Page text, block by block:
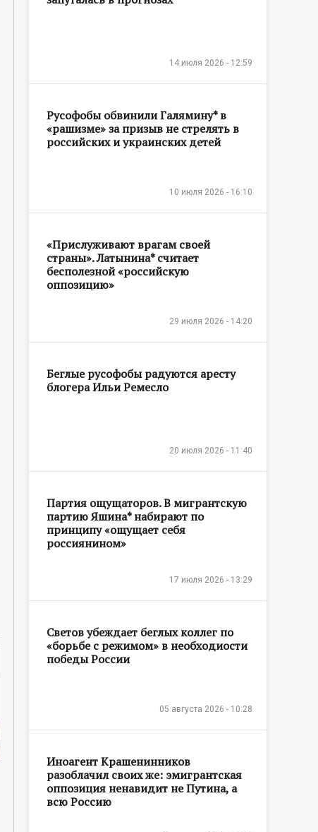
14 июля 2026 - 12:59
Русофобы обвинили Галямину* в
«рашизме» за призыв не стрелять в
российских и украинских детей
10 июля 2026 - 16:10
«Прислуживают врагам своей
страны». Латынина* считает
бесполезной «российскую
оппозицию»
29 июля 2026 - 14:20
Беглые русофобы радуются аресту
блогера Ильи Ремесло
20 июля 2026 - 11:40
Партия ощущаторов. В мигрантскую
партию Яшина* набирают по
принципу «ощущает себя
россиянином»
17 июля 2026 - 13:29
Светов убеждает беглых коллег по
«борьбе с режимом» в необходиости
победы России
05 августа 2026 - 10:28
Иноагент Крашенинников
разоблачил своих же: эмигрантская
оппозиция ненавидит не Путина, а
всю Россию